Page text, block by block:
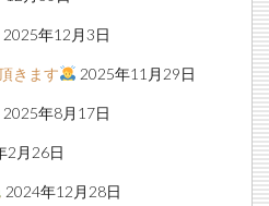
2025年12月3日
きます 2025年11月29日
2025年8月17日
2月26日
2024年12月28日